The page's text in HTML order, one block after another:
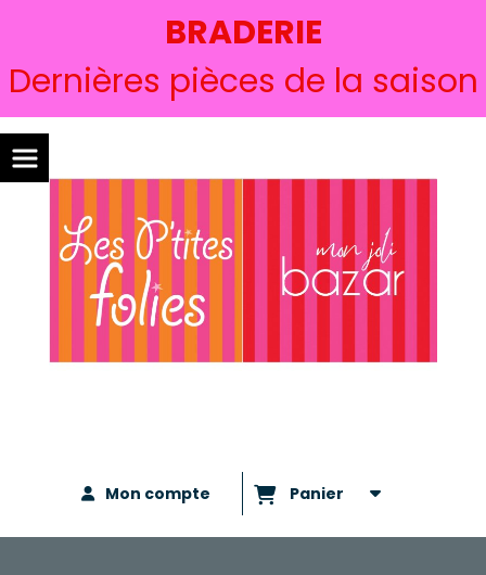
BRADERIE
Dernières pièces de la saison
Mon compte Panier